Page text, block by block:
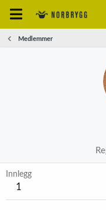
Medlemmer
Innlegg
1